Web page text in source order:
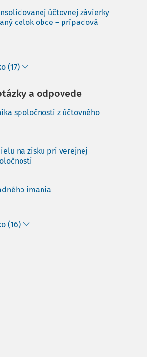
účtovnej závierky
celok obce – prípadová
(17)
a odpovede
spoločnosti z účtovného
na zisku pri verejnej
imania
(16)